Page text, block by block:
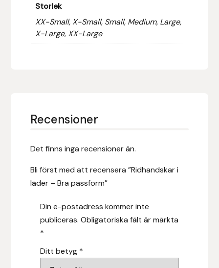
Storlek
XX-Small, X-Small, Small, Medium, Large,
X-Large, XX-Large
Recensioner
Det finns inga recensioner än.
Bli först med att recensera ”Ridhandskar i
läder – Bra passform”
Din e-postadress kommer inte
publiceras. Obligatoriska fält är märkta
*
Ditt betyg *
Hesta Gallery
Islandshästspecialisten
J&S Saddlery
Källquist Equestrian